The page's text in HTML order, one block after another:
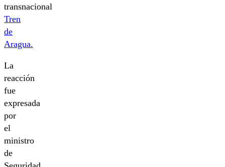
transnacional
Tren
de
Aragua.
La
reacción
fue
expresada
por
el
ministro
de